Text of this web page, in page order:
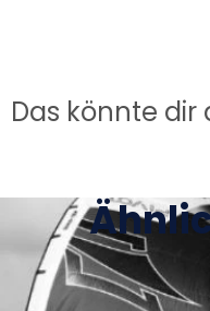
Das könnte